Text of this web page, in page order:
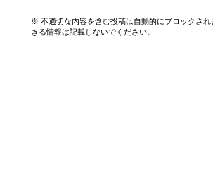
※ 不適切な内容を含む投稿は自動的にブロックされ
きる情報は記載しないでください。